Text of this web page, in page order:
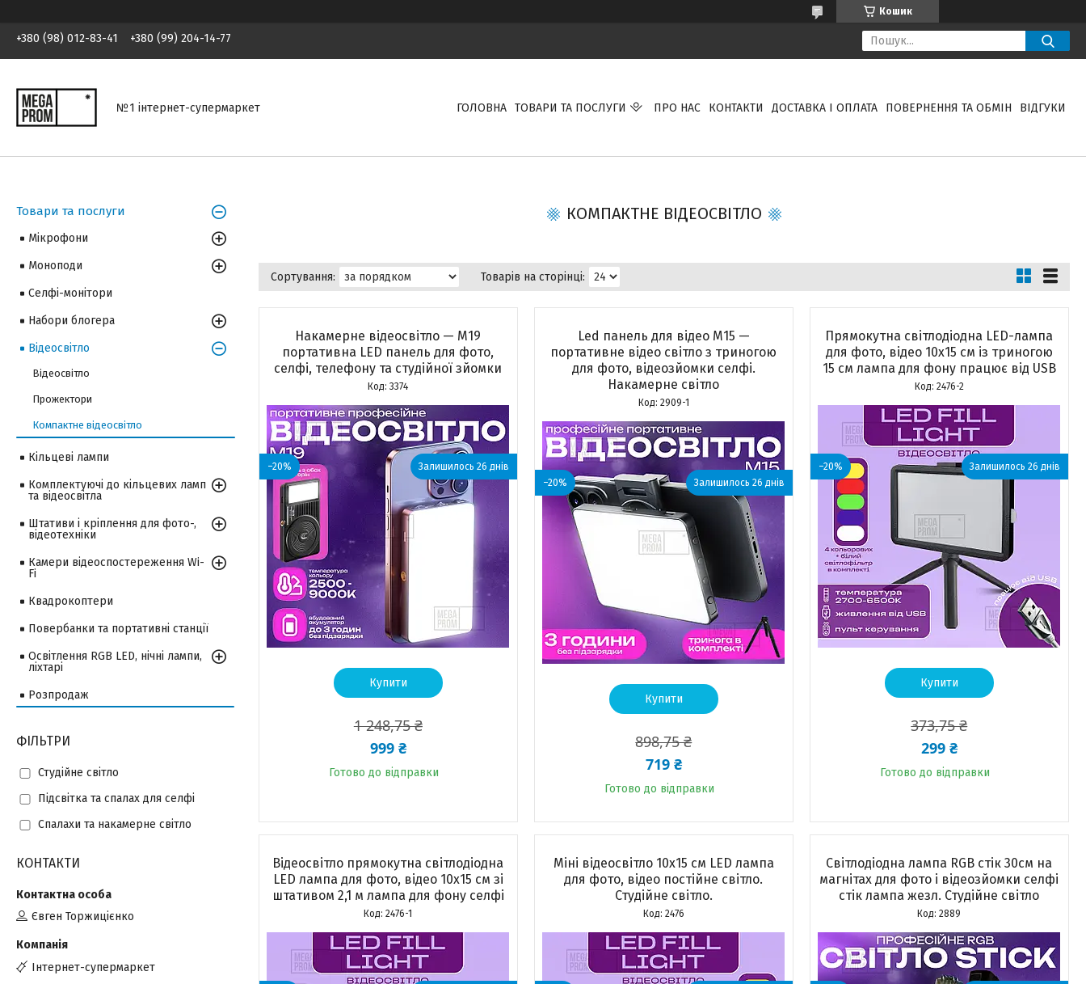
Кошик
+380 (98) 012-83-41 +380 (99) 204-14-77
№1 інтернет-супермаркет ГОЛОВНА ТОВАРИ ТА ПОСЛУГИ ПРО НАС КОНТАКТИ ДОСТАВКА І ОПЛАТА ПОВЕРНЕННЯ ТА ОБМІН ВІДГУКИ
КОМПАКТНЕ ВІДЕОСВІТЛО
Накамерне відеосвітло — M19
портативна LED панель для фото,
селфі, телефону та студійної зйомки
3374
–20% Залишилось 26 днів
Купити
1 248,75 ₴
999 ₴
Готово до відправки
Led панель для відео M15 —
портативне відео світло з триногою
для фото, відеозйомки селфі.
Накамерне світло
2909-1
–20% Залишилось 26 днів
Купити
898,75 ₴
719 ₴
Готово до відправки
Прямокутна світлодіодна LED-лампа
для фото, відео 10х15 см із триногою
15 см лампа для фону працює від USB
2476-2
–20% Залишилось 26 днів
Купити
373,75 ₴
299 ₴
Готово до відправки
Відеосвітло прямокутна світлодіодна
LED лампа для фото, відео 10х15 см зі
штативом 2,1 м лампа для фону селфі
2476-1
Міні відеосвітло 10х15 см LED лампа
для фото, відео постійне світло.
Студійне світло.
2476
Світлодіодна лампа RGB стік 30см на
магнітах для фото і відеозйомки селфі
стік лампа жезл. Студійне світло
2889
Товари та послуги
Мікрофони
Моноподи
Селфі-монітори
Набори блогера
Відеосвітло
Відеосвітло
Прожектори
Компактне відеосвітло
Кільцеві лампи
Комплектуючі до кільцевих ламп
та відеосвітла
Штативи і кріплення для фото-,
відеотехніки
Камери відеоспостереження Wi-
Fi
Квадрокоптери
Повербанки та портативні станції
Освітлення RGB LED, нічні лампи,
ліхтарі
Розпродаж
ФІЛЬТРИ
Студійне світло
Підсвітка та спалах для селфі
Спалахи та накамерне світло
КОНТАКТИ
Євген Торжицієнко
Інтернет-супермаркет